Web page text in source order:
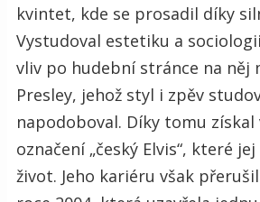
kvintet, kde se prosadil díky
Vystudoval estetiku a
vliv po hudební stránce na něj
Presley, jehož styl i zpěv
napodoboval. Díky tomu získal
označení „český Elvis“, které
život. Jeho kariéru však